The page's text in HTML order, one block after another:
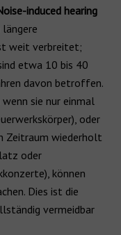
induced hearing
weit verbreitet;
etwa 10 bis 40
davon betroffen.
sie nur einmal
oder
Zeitraum wiederholt
oder
können
Dies ist die
vermeidbar